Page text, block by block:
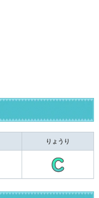
りょうり